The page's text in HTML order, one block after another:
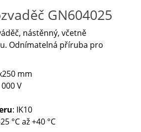
GN604025
nástěnný, včetně
Odnímatelná příruba pro
mm
V
: IK10
°C až +40 °C